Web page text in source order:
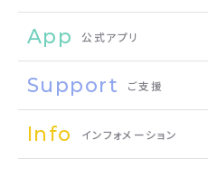
App 公式アプリ
Support ご支援
Info インフォメーション